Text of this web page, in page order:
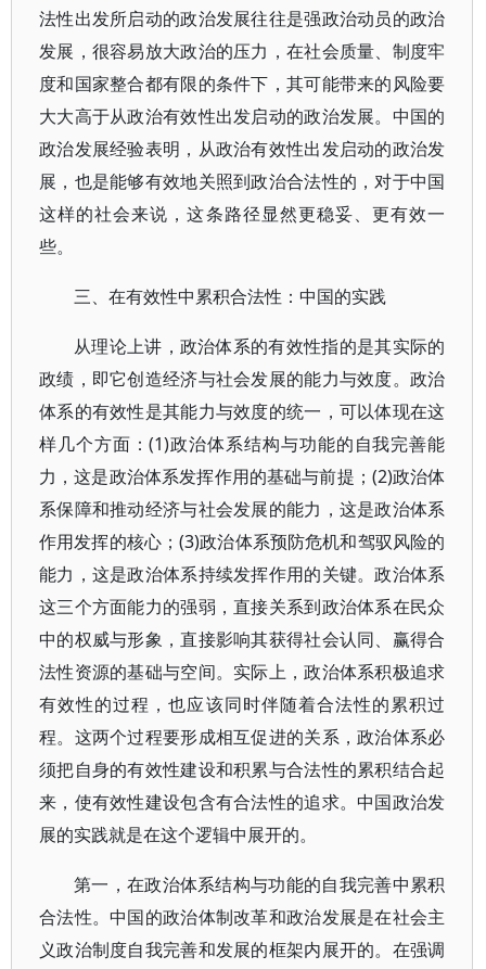
法性出发所启动的政治发展往往是强政治动员的政治
发展，很容易放大政治的压力，在社会质量、制度牢
度和国家整合都有限的条件下，其可能带来的风险要
大大高于从政治有效性出发启动的政治发展。中国的
政治发展经验表明，从政治有效性出发启动的政治发
展，也是能够有效地关照到政治合法性的，对于中国
这样的社会来说，这条路径显然更稳妥、更有效一
些。
三、在有效性中累积合法性：中国的实践
从理论上讲，政治体系的有效性指的是其实际的
政绩，即它创造经济与社会发展的能力与效度。政治
体系的有效性是其能力与效度的统一，可以体现在这
样几个方面：(1)政治体系结构与功能的自我完善能
力，这是政治体系发挥作用的基础与前提；(2)政治体
系保障和推动经济与社会发展的能力，这是政治体系
作用发挥的核心；(3)政治体系预防危机和驾驭风险的
能力，这是政治体系持续发挥作用的关键。政治体系
这三个方面能力的强弱，直接关系到政治体系在民众
中的权威与形象，直接影响其获得社会认同、赢得合
法性资源的基础与空间。实际上，政治体系积极追求
有效性的过程，也应该同时伴随着合法性的累积过
程。这两个过程要形成相互促进的关系，政治体系必
须把自身的有效性建设和积累与合法性的累积结合起
来，使有效性建设包含有合法性的追求。中国政治发
展的实践就是在这个逻辑中展开的。
第一，在政治体系结构与功能的自我完善中累积
合法性。中国的政治体制改革和政治发展是在社会主
义政治制度自我完善和发展的框架内展开的。在强调